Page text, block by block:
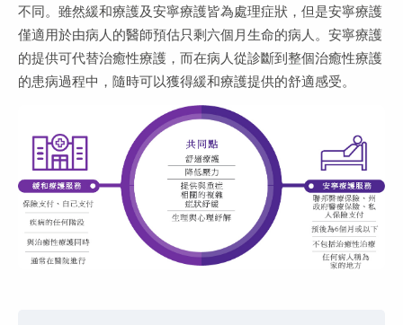
不同。雖然緩和療護及安寧療護皆為處理症狀，但是安寧療護
僅適用於由病人的醫師預估只剩六個月生命的病人。安寧療護
的提供可代替治癒性療護，而在病人從診斷到整個治癒性療護
的患病過程中，隨時可以獲得緩和療護提供的舒適感受。